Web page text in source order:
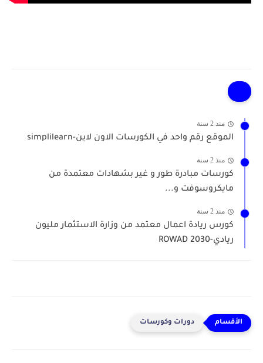
منذ 2 سنة
الموقع رقم واحد في الكورسات الاون لاين-simplilearn
منذ 2 سنة
كورسات مبادرة طور و غير بشهادات معتمدة من
مايكروسوفت و...
منذ 2 سنة
كورس ريادة اعمال معتمد من وزارة الاستثمار مليون
ريادي-ROWAD 2030
دورات وكورسات